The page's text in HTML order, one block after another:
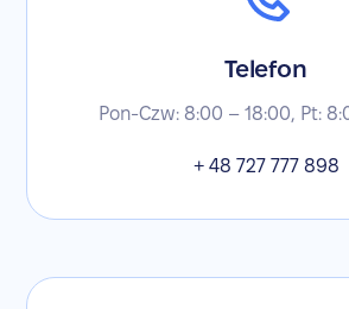
Telefon
Pon-Czw: 8:00 – 18:00, Pt:
+ 48 727 777 898